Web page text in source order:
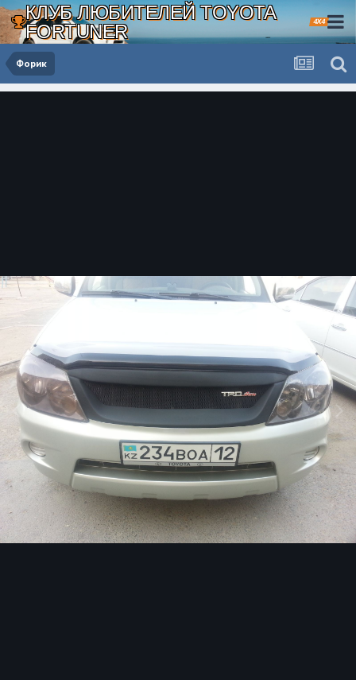
КЛУБ ЛЮБИТЕЛЕЙ TOYOTA
FORTUNER
4X4
Форик